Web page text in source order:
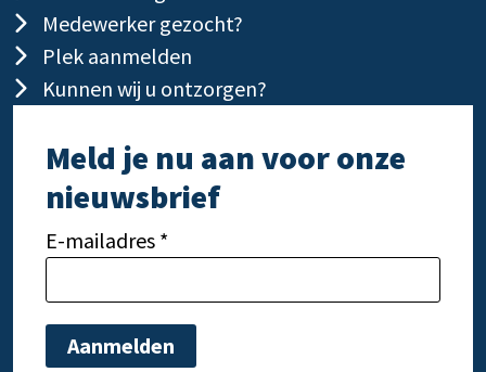
Medewerker gezocht?
Plek aanmelden
Kunnen wij u ontzorgen?
Meld je nu aan voor onze
nieuwsbrief
E-mailadres *